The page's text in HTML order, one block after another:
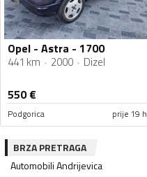
Opel - Astra - 1700
441 km 2000 Dizel
550€
Podgorica prije 19 h
BRZA PRETRAGA
AutomobiliAndrijevica